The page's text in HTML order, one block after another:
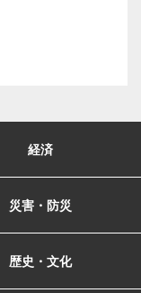
経済
災害・防災
歴史・文化